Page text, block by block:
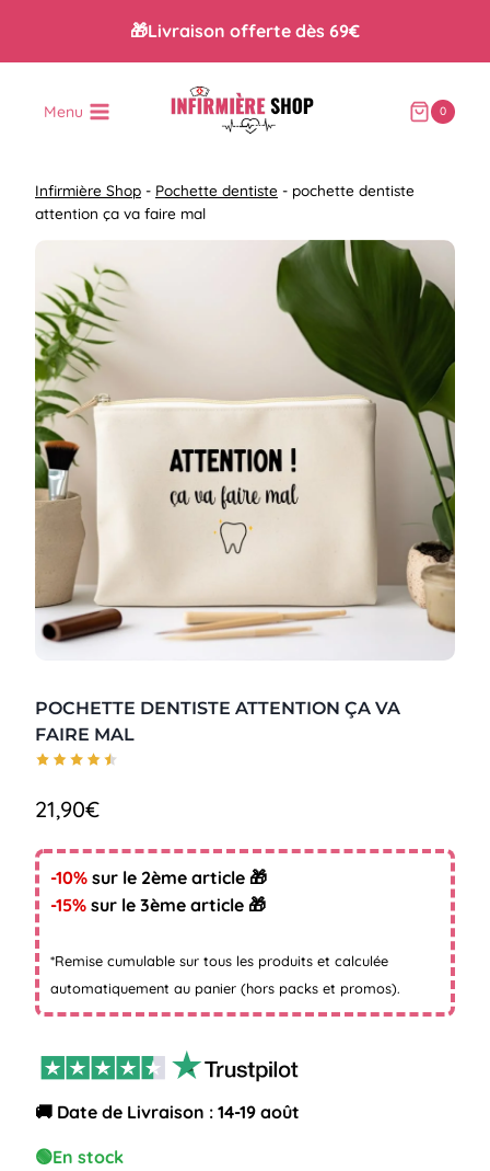
contenu
🎁Livraison offerte dès 69€
Menu 0
Infirmière Shop - Pochette dentiste - pochette dentiste
attention ça va faire mal
POCHETTE DENTISTE ATTENTION ÇA VA
FAIRE MAL
21,90€
-10% sur le 2ème article 🎁
-15% sur le 3ème article 🎁
*Remise cumulable sur tous les produits et calculée
automatiquement au panier (hors packs et promos).
🚚 Date de Livraison : 14-19 août
🟢En stock